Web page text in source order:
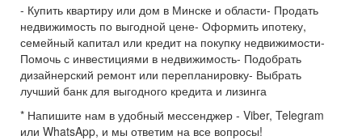
- Купить квартиру или дом в Минске и области- Продать
недвижимость по выгодной цене- Оформить ипотеку,
семейный капитал или кредит на покупку недвижимости-
Помочь с инвестициями в недвижимость- Подобрать
дизайнерский ремонт или перепланировку- Выбрать
лучший банк для выгодного кредита и лизинга
* Напишите нам в удобный мессенджер - Viber, Telegram
или WhatsApp, и мы ответим на все вопросы!